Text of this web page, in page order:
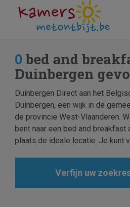
0 bed and
Duinbergen
Duinbergen Direct aan het
Duinbergen, een wijk in de
de provincie West-Vlaanderen.
bent naar een bed and breakfast
plaats de ideale locatie. Je kunt
Verfijn uw